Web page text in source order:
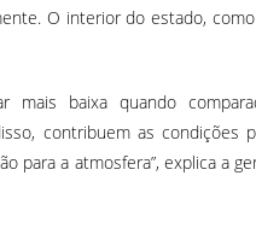
O interior do estado,
mais baixa quando
contribuem as condições
para a atmosfera”, explica a